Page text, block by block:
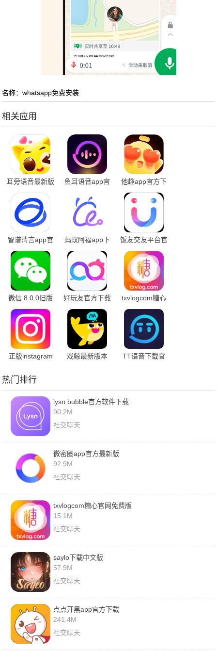
名称：whatsapp免费安装
相关应用
耳旁语音最新版
本
鱼耳语音app官
他趣app官方下
载
智谱清言app官
网版下载安装
蚂蚁阿福app下
载
饭友交友平台官
方版2025
微信 8.0.0旧版
本
好玩友官方下载
txvlogcom糖心
官网免费版
正版instagram
戏鲸最新版本
TT语音下载官
热门排行
lysn bubble官方软件下载
90.2M
社交聊天
微密圈app官方最新版
92.9M
社交聊天
txvlogcom糖心官网免费版
15.1M
社交聊天
saylo下载中文版
57.9M
社交聊天
点点开黑app官方下载
241.4M
社交聊天